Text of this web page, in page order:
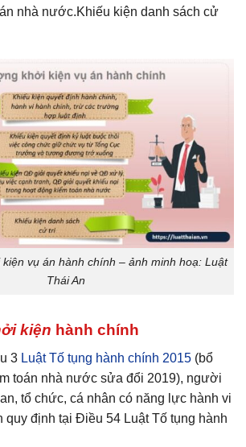
nhà nước.Khiếu kiện danh sách cử
vụ án hành chính – ảnh minh hoạ: Luật
Thái An
kiện hành chính
3 Luật Tố tụng hành chính 2015 (bổ
toán nhà nước sửa đổi 2019), người
tổ chức, cá nhân có năng lực hành vi
quy định tại Điều 54 Luật Tố tụng hành